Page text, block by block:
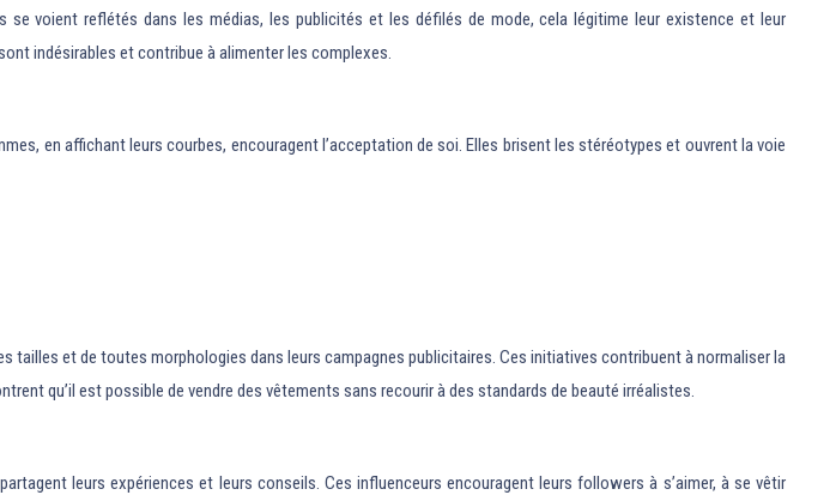
voient reflétés dans les médias, les publicités et les défilés de mode, cela légitime leur existence et leur
indésirables et contribue à alimenter les complexes.
en affichant leurs courbes, encouragent l’acceptation de soi. Elles brisent les stéréotypes et ouvrent la voie
et de toutes morphologies dans leurs campagnes publicitaires. Ces initiatives contribuent à normaliser la
qu’il est possible de vendre des vêtements sans recourir à des standards de beauté irréalistes.
leurs expériences et leurs conseils. Ces influenceurs encouragent leurs followers à s’aimer, à se vêtir